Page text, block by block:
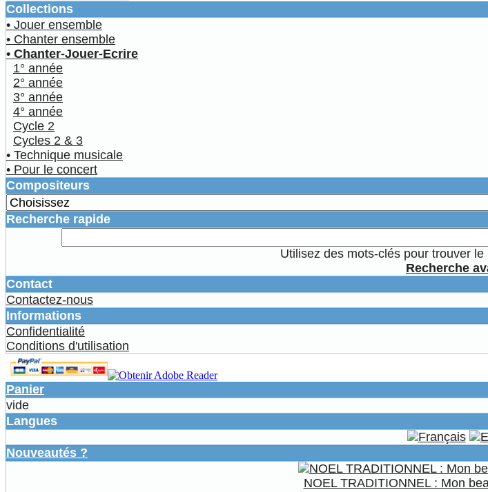
Collections
• Jouer ensemble
• Chanter ensemble
• Chanter-Jouer-Ecrire
1° année
2° année
3° année
4° année
Cycle 2
Cycles 2 & 3
• Technique musicale
• Pour le concert
Compositeurs
Recherche rapide
Utilisez des mots-clés pour trouver
Recherche
Contact
Contactez-nous
Informations
Confidentialité
Conditions d'utilisation
Panier
vide
Langues
Nouveautés ?
NOEL TRADITIONNEL : Mon